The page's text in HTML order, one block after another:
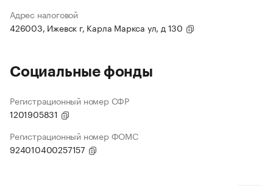
Адрес налоговой
426003, Ижевск г, Карла Маркса ул, д 130
Социальные фонды
Регистрационный номер СФР
1201905831
Регистрационный номер ФОМС
924010400257157